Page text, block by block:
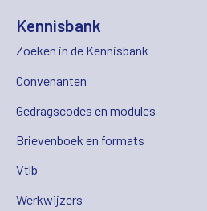
Kennisbank
Zoeken in de Kennisbank
Convenanten
Gedragscodes en modules
Brievenboek en formats
Vtlb
Werkwijzers